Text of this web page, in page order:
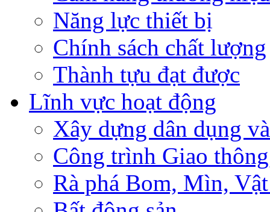
Năng lực thiết bị
Chính sách chất lượng
Thành tựu đạt được
Lĩnh vực hoạt động
Xây dựng dân dụng
Công trình Giao
Rà phá Bom, Mìn,